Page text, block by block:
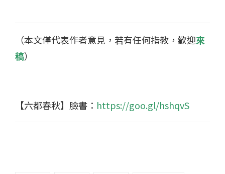
（本文僅代表作者意見，若有任何指教，歡迎來
稿）
【六都春秋】臉書： https://goo.gl/hshqvS